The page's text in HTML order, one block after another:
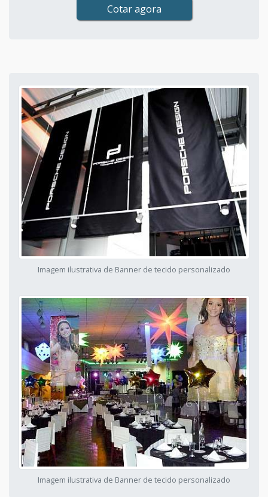
Cotar agora
Imagem ilustrativa de Banner de tecido personalizado
Imagem ilustrativa de Banner de tecido personalizado